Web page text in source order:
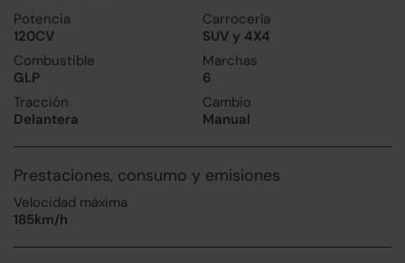
Potencia
120CV
Carrocería
SUV y 4X4
Combustible
GLP
Marchas
6
Tracción
Delantera
Cambio
Manual
Prestaciones, consumo y emisiones
Velocidad máxima
185km/h